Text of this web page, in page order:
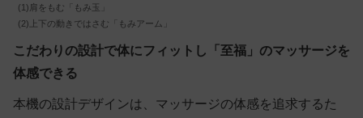
(1)肩をもむ「もみ玉」
(2)上下の動きではさむ「もみアーム」
こだわりの設計で体にフィットし「至福」のマッサージを
体感できる
本機の設計デザインは、マッサージの体感を追求するた